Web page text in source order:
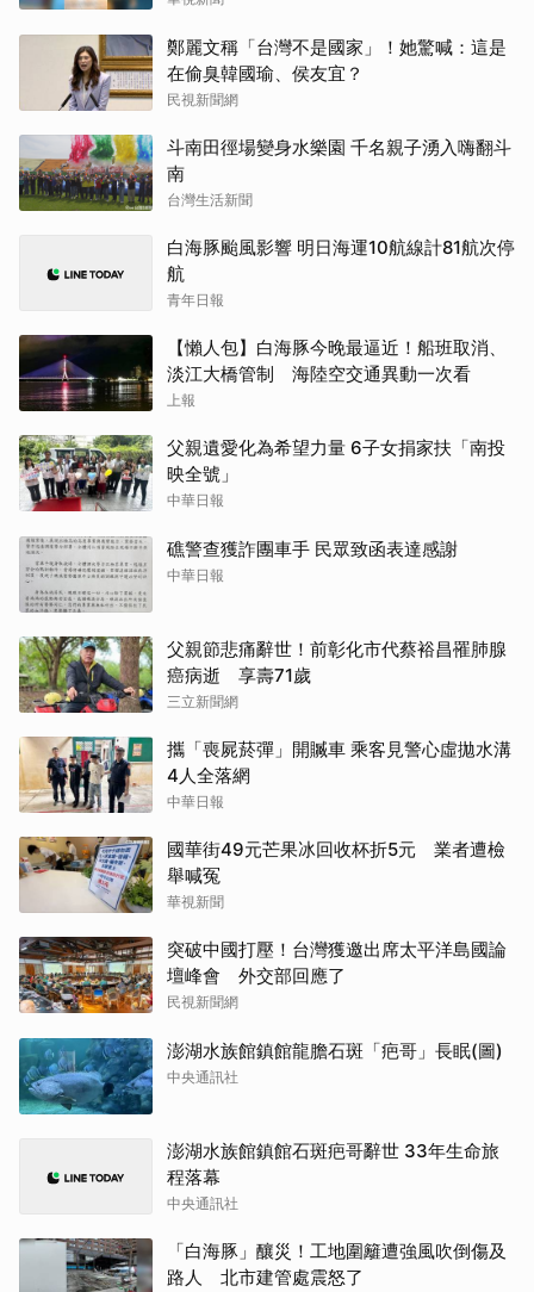
鄭麗文稱「台灣不是國家」！她驚喊：這是
在偷臭韓國瑜、侯友宜？
民視新聞網
斗南田徑場變身水樂園 千名親子湧入嗨翻斗
南
台灣生活新聞
白海豚颱風影響 明日海運10航線計81航次停
航
青年日報
【懶人包】白海豚今晚最逼近！船班取消、
淡江大橋管制 海陸空交通異動一次看
上報
父親遺愛化為希望力量 6子女捐家扶「南投
映全號」
中華日報
礁警查獲詐團車手 民眾致函表達感謝
中華日報
父親節悲痛辭世！前彰化市代蔡裕昌罹肺腺
癌病逝 享壽71歲
三立新聞網
攜「喪屍菸彈」開贓車 乘客見警心虛拋水溝
4人全落網
中華日報
國華街49元芒果冰回收杯折5元 業者遭檢
舉喊冤
華視新聞
突破中國打壓！台灣獲邀出席太平洋島國論
壇峰會 外交部回應了
民視新聞網
澎湖水族館鎮館龍膽石斑「疤哥」長眠(圖)
中央通訊社
澎湖水族館鎮館石斑疤哥辭世 33年生命旅
程落幕
中央通訊社
「白海豚」釀災！工地圍籬遭強風吹倒傷及
路人 北市建管處震怒了